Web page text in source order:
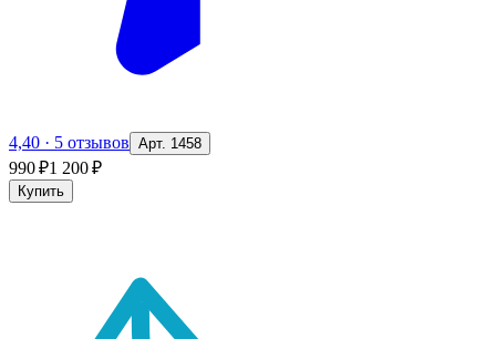
4,40 · 5 отзывов Арт. 1458
990 ₽1 200 ₽
Купить